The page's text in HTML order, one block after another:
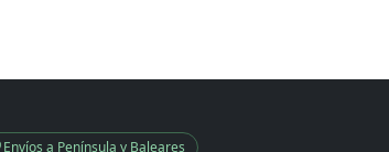
Envíos a Península y Baleares